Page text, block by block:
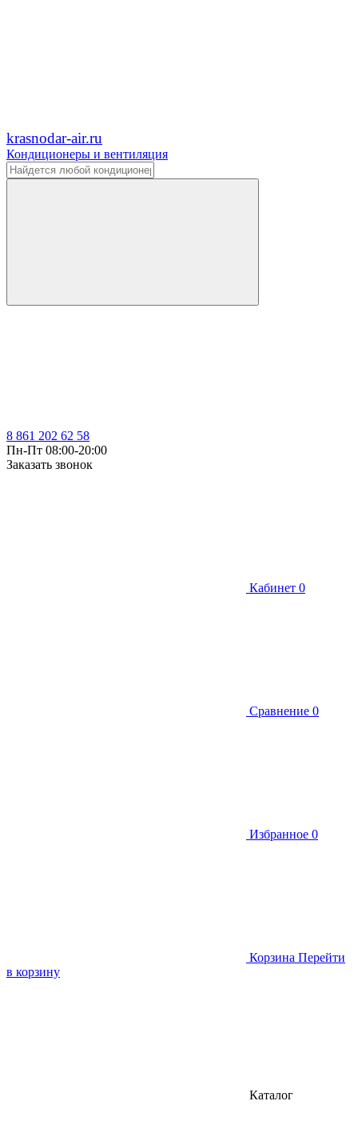
krasnodar-air.ru
Кондиционеры и вентиляция
8 861 202 62 58
Пн-Пт 08:00-20:00
Заказать звонок
Кабинет 0
Сравнение 0
Избранное 0
Корзина Перейти
в корзину
Каталог